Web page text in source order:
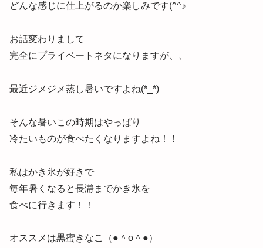
どんな感じに仕上がるのか楽しみです(^^♪
お話変わりまして
完全にプライベートネタになりますが、、
最近ジメジメ蒸し暑いですよね(*_*)
そんな暑いこの時期はやっぱり
冷たいものが食べたくなりますよね！！
私はかき氷が好きで
毎年暑くなると長瀞までかき氷を
食べに行きます！！
オススメは黒蜜きなこ（●＾o＾●）